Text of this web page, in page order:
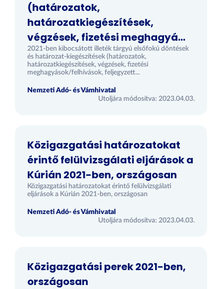
(határozatok,
határozatkiegészítések,
végzések, fizetési meghagyá...
2021-ben kibocsátott illeték tárgyú elsőfokú döntések
és határozat-kiegészítések (határozatok,
határozatkiegészítések, végzések, fizetési
meghagyások/felhívások, feljegyzett...
Nemzeti Adó- és Vámhivatal
Utoljára módosítva: 2023.04.03.
Közigazgatási határozatokat
érintő felülvizsgálati eljárások a
Kúrián 2021-ben, országosan
Közigazgatási határozatokat érintő felülvizsgálati
eljárások a Kúrián 2021-ben, országosan
Nemzeti Adó- és Vámhivatal
Utoljára módosítva: 2023.04.03.
Közigazgatási perek 2021-ben,
országosan